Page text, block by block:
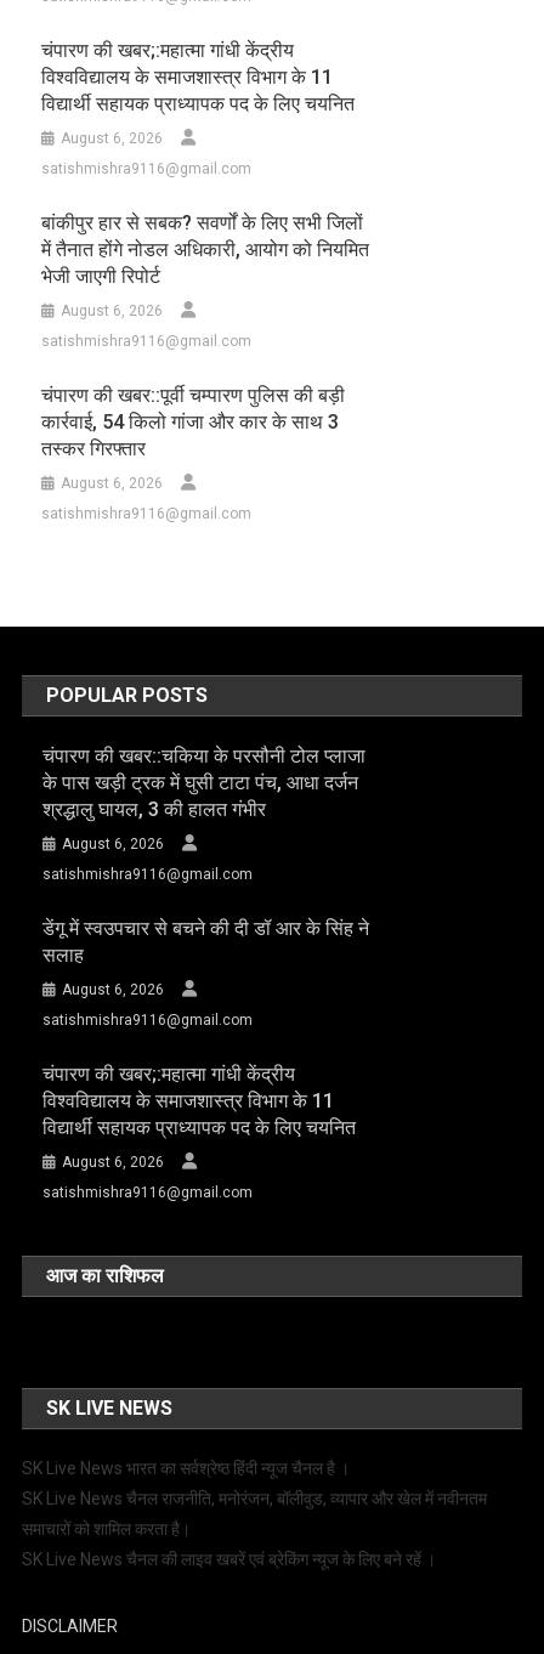
चंपारण की खबर;:महात्मा गांधी केंद्रीय
विश्वविद्यालय के समाजशास्त्र विभाग के 11
विद्यार्थी सहायक प्राध्यापक पद के लिए चयनित
August 6, 2026
satishmishra9116@gmail.com
बांकीपुर हार से सबक? सवर्णों के लिए सभी जिलों
में तैनात होंगे नोडल अधिकारी, आयोग को नियमित
भेजी जाएगी रिपोर्ट
August 6, 2026
satishmishra9116@gmail.com
चंपारण की खबर::पूर्वी चम्पारण पुलिस की बड़ी
कार्रवाई, 54 किलो गांजा और कार के साथ 3
तस्कर गिरफ्तार
August 6, 2026
satishmishra9116@gmail.com
POPULAR POSTS
चंपारण की खबर::चकिया के परसौनी टोल प्लाजा
के पास खड़ी ट्रक में घुसी टाटा पंच, आधा दर्जन
श्रद्धालु घायल, 3 की हालत गंभीर
August 6, 2026
satishmishra9116@gmail.com
डेंगू में स्वउपचार से बचने की दी डॉ आर के सिंह ने
सलाह
August 6, 2026
satishmishra9116@gmail.com
चंपारण की खबर;:महात्मा गांधी केंद्रीय
विश्वविद्यालय के समाजशास्त्र विभाग के 11
विद्यार्थी सहायक प्राध्यापक पद के लिए चयनित
August 6, 2026
satishmishra9116@gmail.com
आज का राशिफल
SK LIVE NEWS
SK Live News भारत का सर्वश्रेष्ठ हिंदी न्‍यूज चैनल है ।
SK Live News चैनल राजनीति, मनोरंजन, बॉलीवुड, व्यापार और खेल में नवीनतम
समाचारों को शामिल करता है।
SK Live News चैनल की लाइव खबरें एवं ब्रेकिंग न्यूज के लिए बने रहें ।
DISCLAIMER